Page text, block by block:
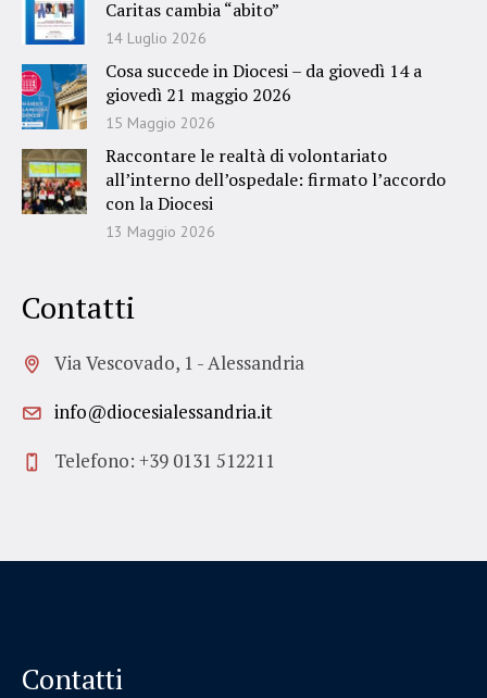
Caritas cambia “abito”
14 Luglio 2026
Cosa succede in Diocesi – da giovedì 14 a
giovedì 21 maggio 2026
15 Maggio 2026
Raccontare le realtà di volontariato
all’interno dell’ospedale: firmato l’accordo
con la Diocesi
13 Maggio 2026
Contatti
Via Vescovado, 1 - Alessandria
info@diocesialessandria.it
Telefono: +39 0131 512211
Contatti